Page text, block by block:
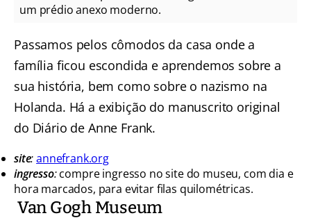
um prédio anexo moderno.
Passamos pelos cômodos da casa onde a
família ficou escondida e aprendemos sobre a
sua história, bem como sobre o nazismo na
Holanda. Há a exibição do manuscrito original
do Diário de Anne Frank.
site:annefrank.org
ingresso:compre ingresso no site do museu, com dia e
hora marcados, para evitar filas quilométricas.
Van Gogh Museum